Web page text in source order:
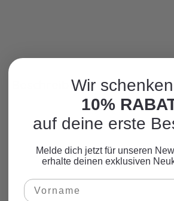
Beschreibung
Wir
10%
auf deine erste
Melde dich jetzt für unseren
erhalte deinen exklusiven